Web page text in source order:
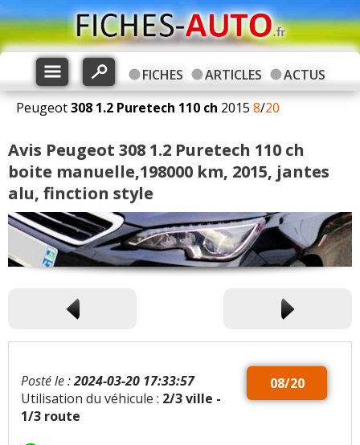
FICHES ARTICLES
ACTUS
Peugeot308 1.2 Puretech 110 ch 2015 8/20
Avis Peugeot 308 1.2 Puretech 110 ch
boite manuelle,198000 km, 2015, jantes
alu, finction style
08/20
Posté le :2024-03-20 17:33:57
Utilisation du véhicule : 2/3 ville -
1/3 route